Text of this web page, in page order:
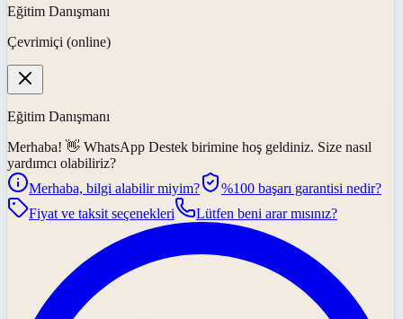
Eğitim Danışmanı
Çevrimiçi (online)
Eğitim Danışmanı
Merhaba! 👋 WhatsApp Destek birimine hoş geldiniz. Size nasıl
yardımcı olabiliriz?
Merhaba, bilgi alabilir miyim?
%100 başarı garantisi nedir?
Fiyat ve taksit seçenekleri
Lütfen beni arar mısınız?